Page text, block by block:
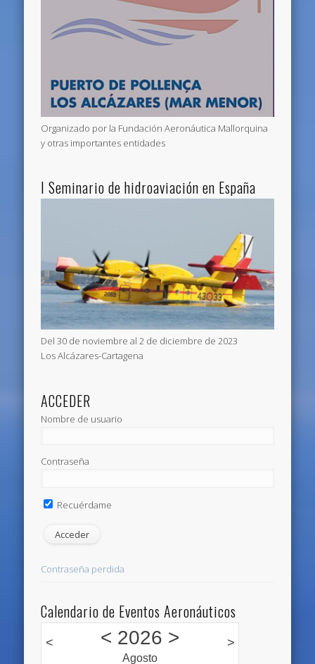
Organizado por la Fundación Aeronáutica Mallorquina
y otras importantes entidades
I Seminario de hidroaviación en España
Del 30 de noviembre al 2 de diciembre de 2023
Los Alcázares-Cartagena
ACCEDER
Nombre de usuario
Contraseña
Recuérdame
Contraseña perdida
Calendario de Eventos Aeronáuticos
< < 2026 >
Agosto
>